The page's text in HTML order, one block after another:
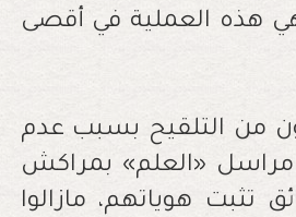
هذه العملية في أقصى
من التلقيح بسبب عدم
مراسل «العلم» بمراكش
تثبت هوياتهم، مازالوا